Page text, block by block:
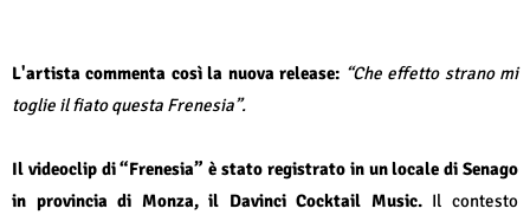
L'artista commenta così la nuova release: “Che effetto strano mi
toglie il fiato questa Frenesia”.
Il videoclip di “Frenesia” è stato registrato in un locale di Senago
in provincia di Monza, il Davinci Cocktail Music.Il contesto